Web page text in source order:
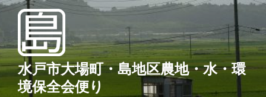
コ
ン
ツ
水戸市大場町・島地区農地・水・環
境保全会便り